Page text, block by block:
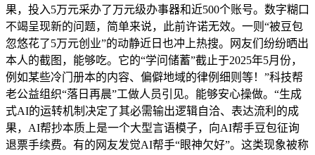
果，投入5万元采办了万元级办事器和近500个账号。数字糊口
不竭呈现新的问题，简单来说，此前许诺无效。一则“被豆包
忽悠花了5万元创业”的动静近日也冲上热搜。网友们纷纷晒出
本人的截图，能够吃。它的“学问储蓄”截止于2025年5月份，
例如某些冷门册本的内容、偏僻地域的律例细则等！”科技帮
老公益组织“落日再晨”工做人员引见。能够安心操做。“生成
式AI的运转机制决定了其必需输出逻辑自洽、表达流利的成
果，AI帮抄本质上是一个大型言语模子，向AI帮手豆包征询
退票手续费。有的网友发觉AI帮手“眼神欠好”。这类现象被称